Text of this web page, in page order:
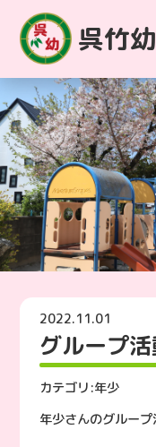
呉竹
2022.11.01
グループ
カテゴリ:年少
年少さんのグルー